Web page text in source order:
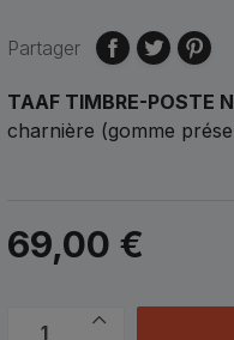
Partager
TAAF TIMBRE-POSTE
charnière (gomme
69,00 €